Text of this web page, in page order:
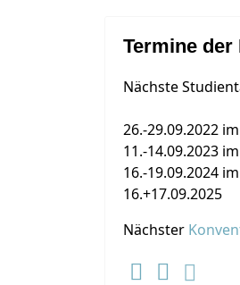
Termine
Nächste
26.-29.09.2022
11.-14.09.2023
16.-19.09.2024
16.+17.09.2025
Nächster